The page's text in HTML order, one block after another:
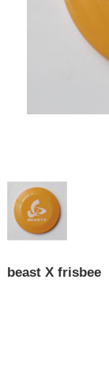
beast X frisbee